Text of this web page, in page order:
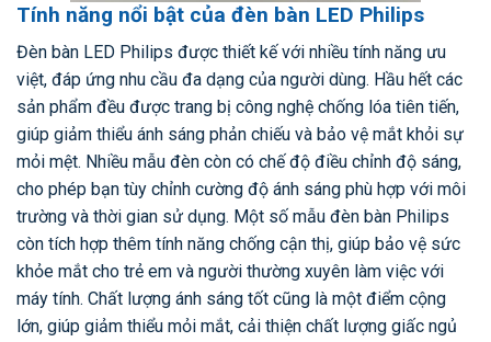
Tính năng nổi bật của đèn bàn LED Philips
Đèn bàn LED Philips được thiết kế với nhiều tính năng ưu
việt, đáp ứng nhu cầu đa dạng của người dùng. Hầu hết các
sản phẩm đều được trang bị công nghệ chống lóa tiên tiến,
giúp giảm thiểu ánh sáng phản chiếu và bảo vệ mắt khỏi sự
mỏi mệt. Nhiều mẫu đèn còn có chế độ điều chỉnh độ sáng,
cho phép bạn tùy chỉnh cường độ ánh sáng phù hợp với môi
trường và thời gian sử dụng. Một số mẫu đèn bàn Philips
còn tích hợp thêm tính năng chống cận thị, giúp bảo vệ sức
khỏe mắt cho trẻ em và người thường xuyên làm việc với
máy tính. Chất lượng ánh sáng tốt cũng là một điểm cộng
lớn, giúp giảm thiểu mỏi mắt, cải thiện chất lượng giấc ngủ